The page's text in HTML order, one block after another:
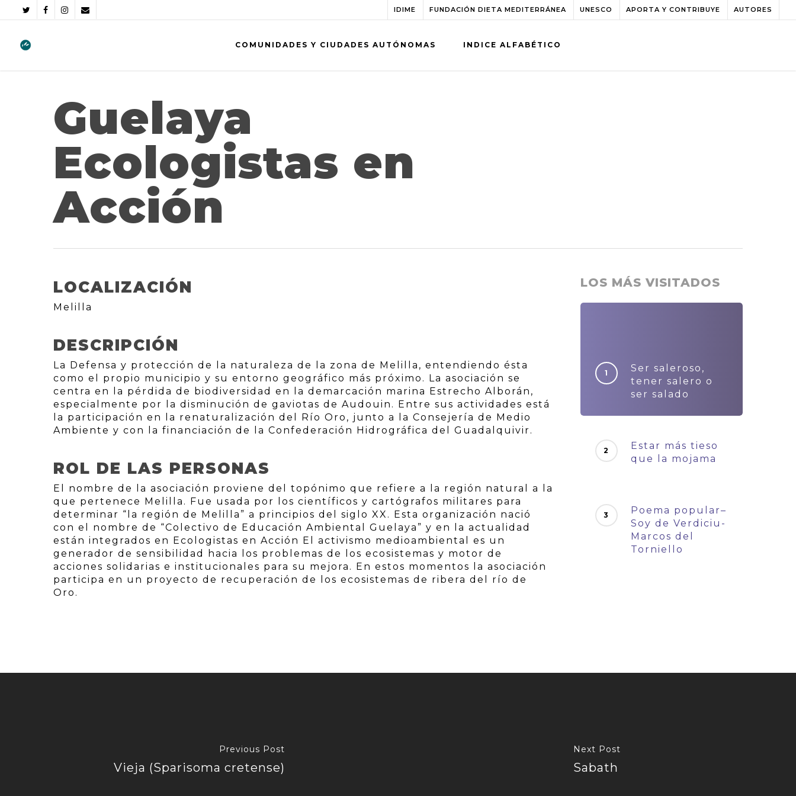
IDIME FUNDACIÓN DIETA MEDITERRÁNEA UNESCO APORTA Y CONTRIBUYE AUTORES
COMUNIDADES Y CIUDADES AUTÓNOMAS INDICE ALFABÉTICO
Guelaya
Ecologistas en
Acción
LOCALIZACIÓN
Melilla
DESCRIPCIÓN
La Defensa y protección de la naturaleza de la zona de Melilla, entendiendo ésta
como el propio municipio y su entorno geográfico más próximo. La asociación se
centra en la pérdida de biodiversidad en la demarcación marina Estrecho Alborán,
especialmente por la disminución de gaviotas de Audouin. Entre sus actividades está
la participación en la renaturalización del Río Oro, junto a la Consejería de Medio
Ambiente y con la financiación de la Confederación Hidrográfica del Guadalquivir.
ROL DE LAS PERSONAS
El nombre de la asociación proviene del topónimo que refiere a la región natural a la
que pertenece Melilla. Fue usada por los científicos y cartógrafos militares para
determinar “la región de Melilla” a principios del siglo XX. Esta organización nació
con el nombre de “Colectivo de Educación Ambiental Guelaya” y en la actualidad
están integrados en Ecologistas en Acción El activismo medioambiental es un
generador de sensibilidad hacia los problemas de los ecosistemas y motor de
acciones solidarias e institucionales para su mejora. En estos momentos la asociación
participa en un proyecto de recuperación de los ecosistemas de ribera del río de
Oro.
LOS MÁS VISITADOS
Ser saleroso,
tener salero o
ser salado
Estar más tieso
que la mojama
Poema popular–
Soy de Verdiciu-
Marcos del
Torniello
Previous Post
Vieja (Sparisoma cretense)
Next Post
Sabath